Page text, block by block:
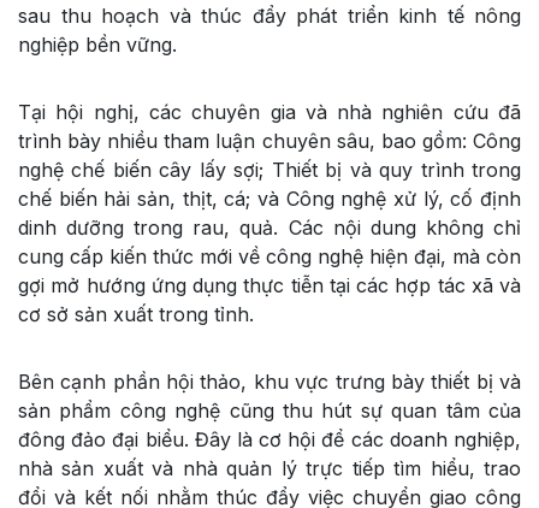
sau thu hoạch và thúc đẩy phát triển kinh tế nông
nghiệp bền vững.
Tại hội nghị, các chuyên gia và nhà nghiên cứu đã
trình bày nhiều tham luận chuyên sâu, bao gồm: Công
nghệ chế biến cây lấy sợi; Thiết bị và quy trình trong
chế biến hải sản, thịt, cá; và Công nghệ xử lý, cố định
dinh dưỡng trong rau, quả. Các nội dung không chỉ
cung cấp kiến thức mới về công nghệ hiện đại, mà còn
gợi mở hướng ứng dụng thực tiễn tại các hợp tác xã và
cơ sở sản xuất trong tỉnh.
Bên cạnh phần hội thảo, khu vực trưng bày thiết bị và
sản phẩm công nghệ cũng thu hút sự quan tâm của
đông đảo đại biểu. Đây là cơ hội để các doanh nghiệp,
nhà sản xuất và nhà quản lý trực tiếp tìm hiểu, trao
đổi và kết nối nhằm thúc đẩy việc chuyển giao công